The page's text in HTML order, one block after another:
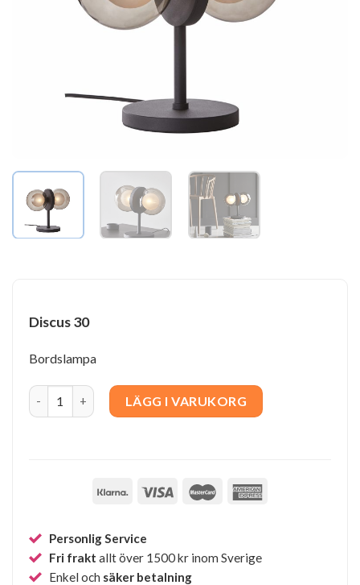
Discus 30
Bordslampa
Discus 30 quantityLÄGG I VARUKORG
Personlig Service
Fri frakt allt över 1500 kr inom Sverige
Enkel och säker betalning